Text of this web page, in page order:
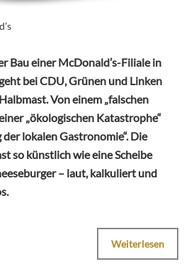
Bau einer McDonald’s-Filiale in
bei CDU, Grünen und Linken
Von einem „falschen
„ökologischen Katastrophe“
lokalen Gastronomie“. Die
so künstlich wie eine Scheibe
– laut, kalkuliert und
Weiterlesen